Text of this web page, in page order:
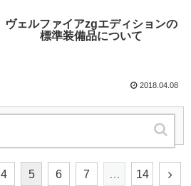
ヴェルファイアzgエディションの
標準装備品について
2018.04.08
4 5 6 7 … 14